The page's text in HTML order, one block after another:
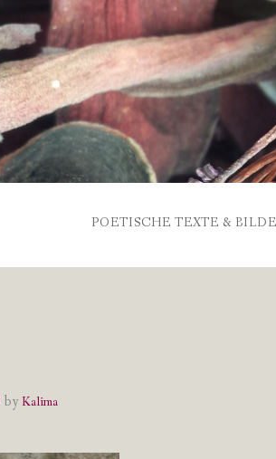
POETISCHE TEXTE &
by Kalima